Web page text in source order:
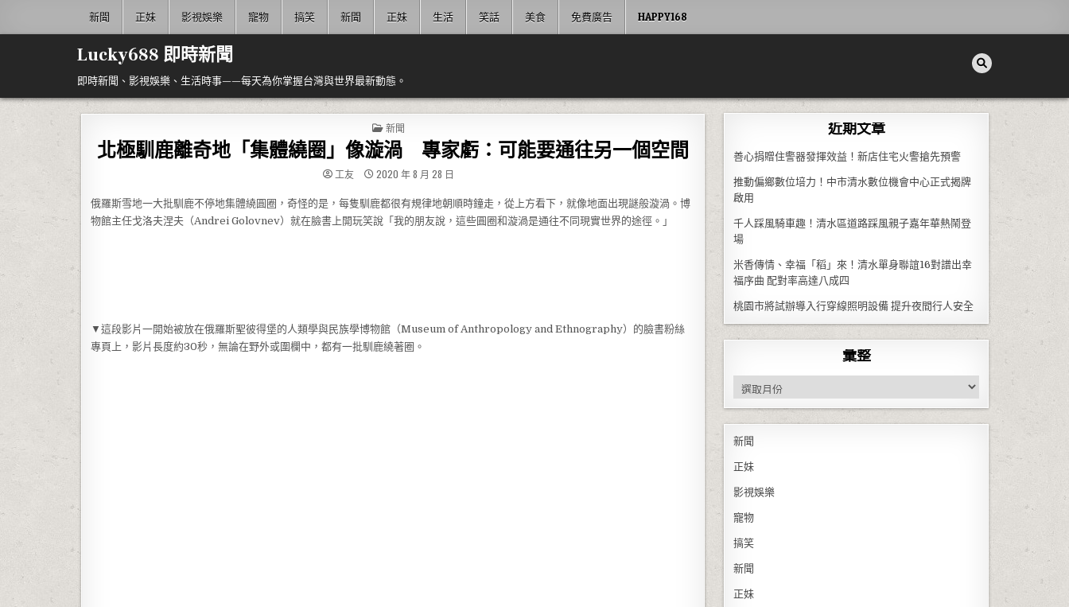
新聞 正妹 影視娛樂 寵物 搞笑 新聞 正妹 生活 笑話 美食 免費廣告 HAPPY168
Lucky688 即時新聞
即時新聞、影視娛樂、生活時事——每天為你掌握台灣與世界最新動態。
POSTED IN
新聞
北極馴鹿離奇地「集體繞圈」像漩渦 專家虧：可能要通往另一個空間
工友 2020 年 8 月 28 日
俄羅斯雪地一大批馴鹿不停地集體繞圓圈，奇怪的是，每隻馴鹿都很有規律地朝順時鐘走，從上方看下，就像地面出現謎般漩渦。博
物館主任戈洛夫涅夫（Andrei Golovnev）就在臉書上開玩笑說「我的朋友說，這些圓圈和漩渦是通往不同現實世界的途徑。」
▼這段影片一開始被放在俄羅斯聖彼得堡的人類學與民族學博物館（Museum of Anthropology and Ethnography）的臉書粉絲
專頁上，影片長度約30秒，無論在野外或圍欄中，都有一批馴鹿繞著圈。
近期文章
善心捐贈住警器發揮效益！新店住宅火警搶先預警
推動偏鄉數位培力！中市清水數位機會中心正式揭牌
啟用
千人踩風騎車趣！清水區道路踩風親子嘉年華熱鬧登
場
米香傳情、幸福「稻」來！清水單身聯誼16對譜出幸
福序曲 配對率高達八成四
桃園市將試辦導入行穿線照明設備 提升夜間行人安全
彙整
彙整
新聞
正妹
影視娛樂
寵物
搞笑
新聞
正妹